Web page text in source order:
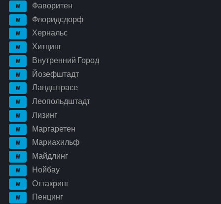
W Фаворитен
W Флоридсдорф
W Хернальс
W Хитцинг
W Внутренний Город
W Йозефштадт
W Ландштрасе
W Леопольдштадт
W Лизинг
W Маргаретен
W Мариахильф
W Майдлинг
W Нойбау
W Оттакринг
W Пенцинг